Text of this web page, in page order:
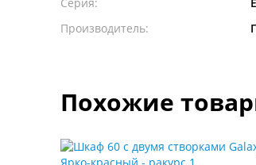
Производитель:
Похожие